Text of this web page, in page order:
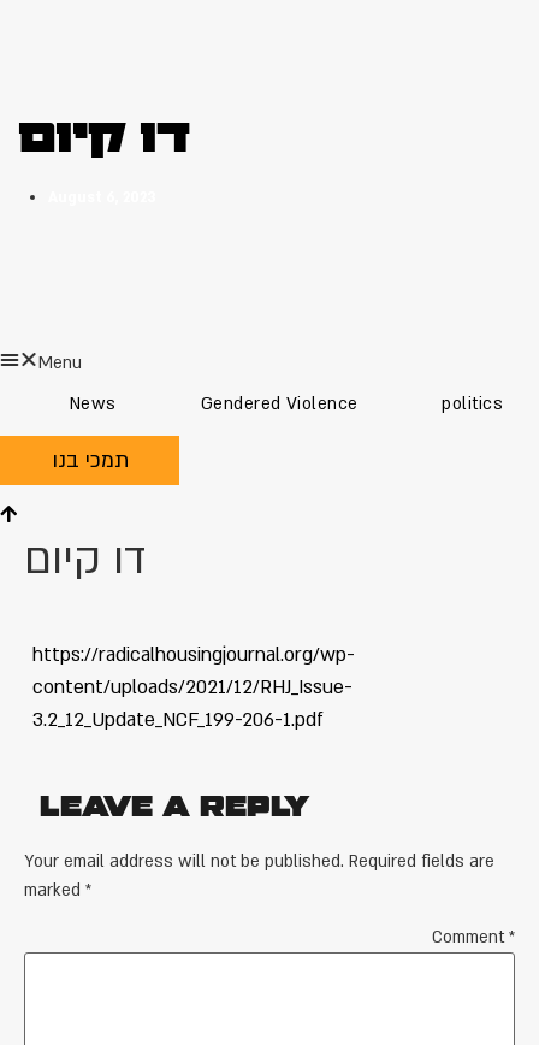
דו קיום
Menu
News
Gendered Violence politics
תמכי בנו
דו קיום
https://radicalhousingjournal.org/wp-
content/uploads/2021/12/RHJ_Issue-
3.2_12_Update_NCF_199-206-1.pdf
Leave a Reply
Your email address will not be published. Required fields are
marked *
Comment*